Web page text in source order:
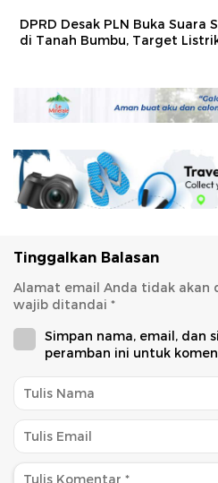
DPRD Desak PLN Buka
di Tanah Bumbu, Target
Tinggalkan Balasan
Alamat email Anda tidak akan
wajib ditandai *
Simpan nama, email, dan
peramban ini untuk